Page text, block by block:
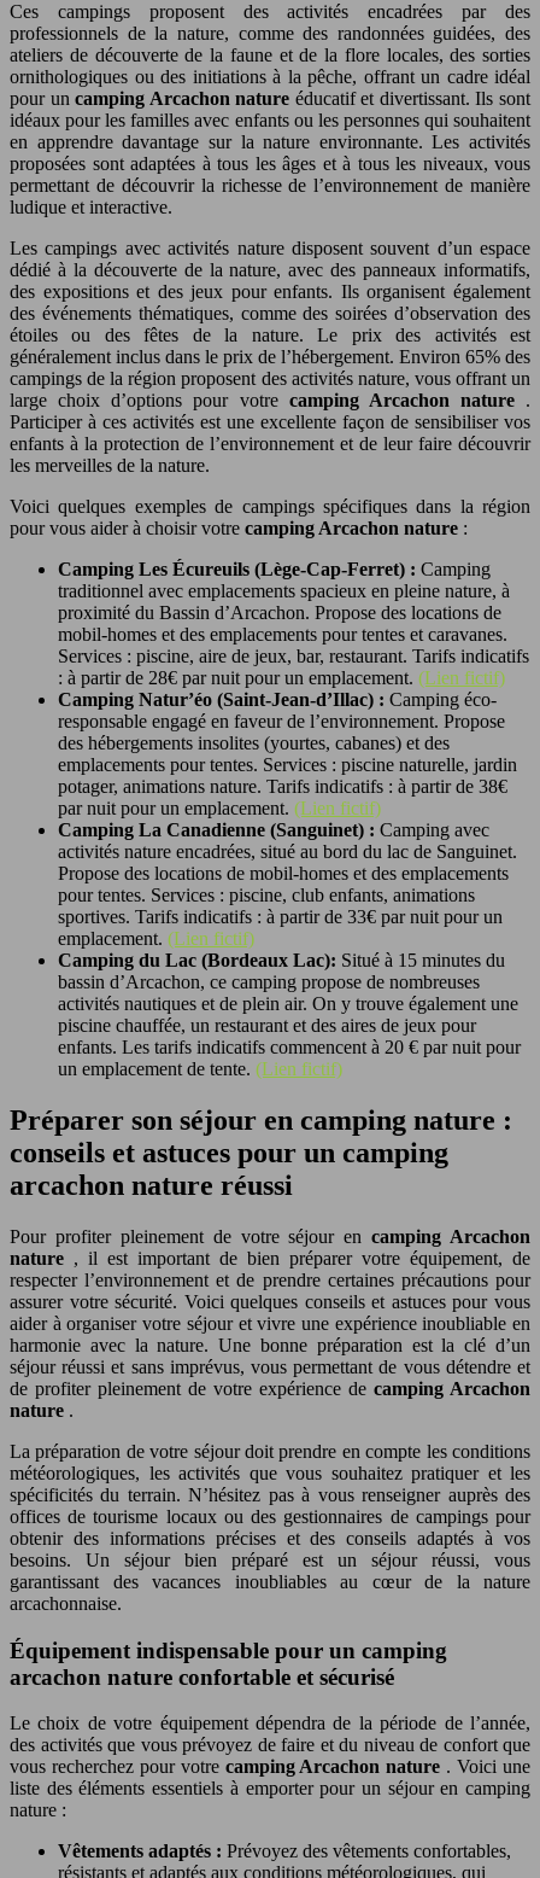
Ces campings proposent des activités encadrées par des
professionnels de la nature, comme des randonnées guidées, des
ateliers de découverte de la faune et de la flore locales, des sorties
ornithologiques ou des initiations à la pêche, offrant un cadre idéal
pour uncamping Arcachon nature éducatif et divertissant. Ils sont
idéaux pour les familles avec enfants ou les personnes qui souhaitent
en apprendre davantage sur la nature environnante. Les activités
proposées sont adaptées à tous les âges et à tous les niveaux, vous
permettant de découvrir la richesse de l’environnement de manière
ludique et interactive.
Les campings avec activités nature disposent souvent d’un espace
dédié à la découverte de la nature, avec des panneaux informatifs,
des expositions et des jeux pour enfants. Ils organisent également
des événements thématiques, comme des soirées d’observation des
étoiles ou des fêtes de la nature. Le prix des activités est
généralement inclus dans le prix de l’hébergement. Environ 65% des
campings de la région proposent des activités nature, vous offrant un
large choix d’options pour votre camping Arcachon nature .
Participer à ces activités est une excellente façon de sensibiliser vos
enfants à la protection de l’environnement et de leur faire découvrir
les merveilles de la nature.
Voici quelques exemples de campings spécifiques dans la région
pour vous aider à choisir votre camping Arcachon nature :
Camping Les Écureuils (Lège-Cap-Ferret) : Camping
traditionnel avec emplacements spacieux en pleine nature, à
proximité du Bassin d’Arcachon. Propose des locations de
mobil-homes et des emplacements pour tentes et caravanes.
Services : piscine, aire de jeux, bar, restaurant. Tarifs indicatifs
: à partir de 28€ par nuit pour un emplacement. (Lien fictif)
Camping Natur’éo (Saint-Jean-d’Illac) : Camping éco-
responsable engagé en faveur de l’environnement. Propose
des hébergements insolites (yourtes, cabanes) et des
emplacements pour tentes. Services : piscine naturelle, jardin
potager, animations nature. Tarifs indicatifs : à partir de 38€
par nuit pour un emplacement. (Lien fictif)
Camping La Canadienne (Sanguinet) : Camping avec
activités nature encadrées, situé au bord du lac de Sanguinet.
Propose des locations de mobil-homes et des emplacements
pour tentes. Services : piscine, club enfants, animations
sportives. Tarifs indicatifs : à partir de 33€ par nuit pour un
emplacement. (Lien fictif)
Camping du Lac (Bordeaux Lac): Situé à 15 minutes du
bassin d’Arcachon, ce camping propose de nombreuses
activités nautiques et de plein air. On y trouve également une
piscine chauffée, un restaurant et des aires de jeux pour
enfants. Les tarifs indicatifs commencent à 20 € par nuit pour
un emplacement de tente. (Lien fictif)
Préparer son séjour en camping nature :
conseils et astuces pour un camping
arcachon nature réussi
Pour profiter pleinement de votre séjour encamping Arcachon
nature , il est important de bien préparer votre équipement, de
respecter l’environnement et de prendre certaines précautions pour
assurer votre sécurité. Voici quelques conseils et astuces pour vous
aider à organiser votre séjour et vivre une expérience inoubliable en
harmonie avec la nature. Une bonne préparation est la clé d’un
séjour réussi et sans imprévus, vous permettant de vous détendre et
de profiter pleinement de votre expérience de camping Arcachon
nature .
La préparation de votre séjour doit prendre en compte les conditions
météorologiques, les activités que vous souhaitez pratiquer et les
spécificités du terrain. N’hésitez pas à vous renseigner auprès des
offices de tourisme locaux ou des gestionnaires de campings pour
obtenir des informations précises et des conseils adaptés à vos
besoins. Un séjour bien préparé est un séjour réussi, vous
garantissant des vacances inoubliables au cœur de la nature
arcachonnaise.
Équipement indispensable pour un camping
arcachon nature confortable et sécurisé
Le choix de votre équipement dépendra de la période de l’année,
des activités que vous prévoyez de faire et du niveau de confort que
vous recherchez pour votre camping Arcachon nature . Voici une
liste des éléments essentiels à emporter pour un séjour en camping
nature :
Vêtements adaptés : Prévoyez des vêtements confortables,
résistants et adaptés aux conditions météorologiques, qui